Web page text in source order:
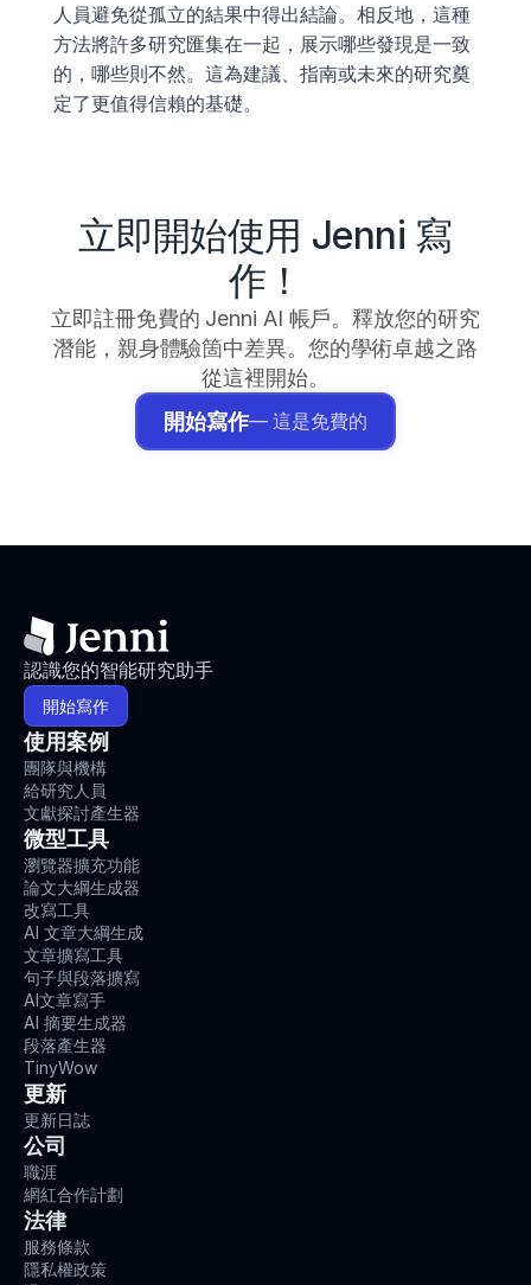
人員避免從孤立的結果中得出結論。相反地，這種
方法將許多研究匯集在一起，展示哪些發現是一致
的，哪些則不然。這為建議、指南或未來的研究奠
定了更值得信賴的基礎。
立即開始使用 Jenni 寫
作！
立即註冊免費的 Jenni AI 帳戶。釋放您的研究
潛能，親身體驗箇中差異。您的學術卓越之路
從這裡開始。
開始寫作— 這是免費的
認識您的智能研究助手
開始寫作
使用案例
團隊與機構
給研究人員
文獻探討產生器
微型工具
瀏覽器擴充功能
論文大綱生成器
改寫工具
AI 文章大綱生成
文章擴寫工具
句子與段落擴寫
AI文章寫手
AI 摘要生成器
段落產生器
TinyWow
更新
更新日誌
公司
職涯
網紅合作計劃
法律
服務條款
隱私權政策